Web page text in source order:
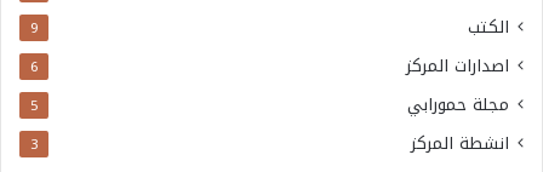
الكتب 9
اصدارات المركز 6
مجلة حمورابي 5
انشطة المركز 3